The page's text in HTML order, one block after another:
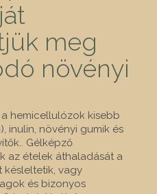
meg
növényi
hemicellulózok kisebb
inulin, növényi gumik és
Gélképző
az ételek áthaladását a
késleltetik, vagy
és bizonyos